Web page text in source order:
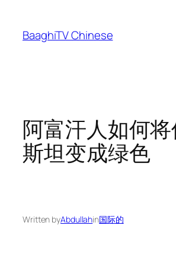
content
BaaghiTV Chinese
阿富汗人如何
斯坦变成绿色
Written byAbdullahin国际的